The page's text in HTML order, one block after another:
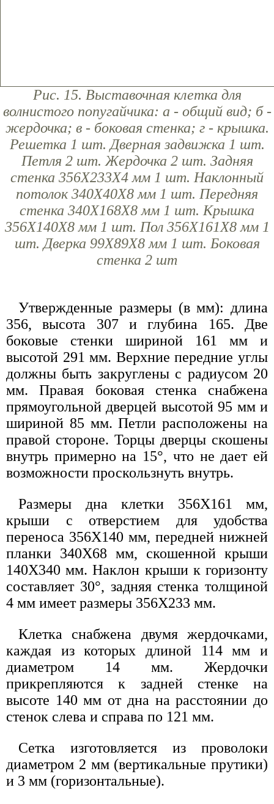
Рис. 15. Выставочная клетка для
волнистого попугайчика: а - общий вид; б -
жердочка; в - боковая стенка; г - крышка.
Решетка 1 шт. Дверная задвижка 1 шт.
Петля 2 шт. Жердочка 2 шт. Задняя
стенка 356X233X4 мм 1 шт. Наклонный
потолок 340Х40Х8 мм 1 шт. Передняя
стенка 340X168X8 мм 1 шт. Крышка
356X140X8 мм 1 шт. Пол 356X161X8 мм 1
шт. Дверка 99X89X8 мм 1 шт. Боковая
стенка 2 шт
Утвержденные размеры (в мм): длина
356, высота 307 и глубина 165. Две
боковые стенки шириной 161 мм и
высотой 291 мм. Верхние передние углы
должны быть закруглены с радиусом 20
мм. Правая боковая стенка снабжена
прямоугольной дверцей высотой 95 мм и
шириной 85 мм. Петли расположены на
правой стороне. Торцы дверцы скошены
внутрь примерно на 15°, что не дает ей
возможности проскользнуть внутрь.
Размеры дна клетки 356X161 мм,
крыши с отверстием для удобства
переноса 356X140 мм, передней нижней
планки 340X68 мм, скошенной крыши
140X340 мм. Наклон крыши к горизонту
составляет 30°, задняя стенка толщиной
4 мм имеет размеры 356X233 мм.
Клетка снабжена двумя жердочками,
каждая из которых длиной 114 мм и
диаметром 14 мм. Жердочки
прикрепляются к задней стенке на
высоте 140 мм от дна на расстоянии до
стенок слева и справа по 121 мм.
Сетка изготовляется из проволоки
диаметром 2 мм (вертикальные прутики)
и 3 мм (горизонтальные).